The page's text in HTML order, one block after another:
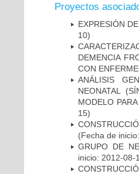
Proyectos
EXPRESIÓN
10)
DEMENCIA
CON
ANÁLISIS
NEONATAL
MODELO
15)
(Fecha de
GRUPO DE
inicio: 2012-08-